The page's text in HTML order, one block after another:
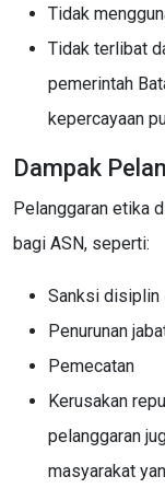
Tidak
Tidak terlibat
pemerintah
kepercayaan
Dampak
Pelanggaran etika
bagi ASN, seperti:
Sanksi disiplin
Penurunan
Pemecatan
Kerusakan
pelanggaran
masyarakat